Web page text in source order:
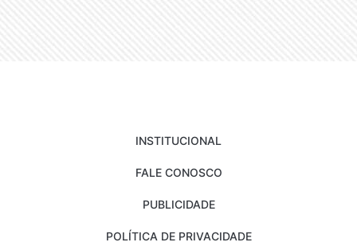
INSTITUCIONAL
FALE CONOSCO
PUBLICIDADE
POLÍTICA DE PRIVACIDADE